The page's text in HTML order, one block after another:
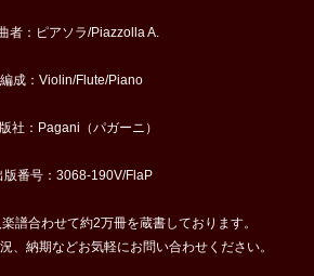
者：ピアソラ/Piazzolla A.
編成：Violin/Flute/Piano
社：Pagani（パガーニ）
版番号：3068-190V/FlaP
譜合わせて約2万冊を蔵書しております。
、納期などお気軽にお問い合わせください。